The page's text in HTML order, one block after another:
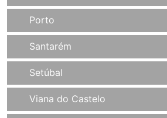
Porto
Santarém
Setúbal
Viana do Castelo